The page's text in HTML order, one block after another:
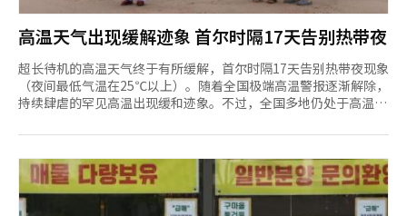
高温天气出现缓解迹象 首尔时隔17天告别热带夜
超长待机的高温天气终于有所缓解，首尔时隔17天告别热带夜现象
（夜间最低气温在25℃以上）。随着全国极端高温警报逐渐解除，
持续肆虐的罕见高温出现缓和迹象。不过，全国多地仍处于高温天
日18时至9日9时，首尔最低气温降至24.5摄氏度，持续17天的热
压”中心向西北方向移动，导致部分地区出现云层和降雨，进而使
气温有所下降。 酷暑难耐的天气出现缓和形势，包括首尔在内的
首都圈以